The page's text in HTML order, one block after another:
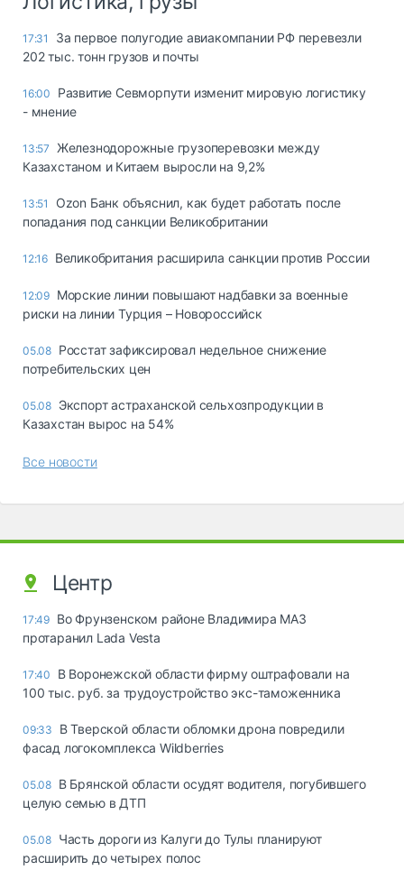
17:31
За первое полугодие авиакомпании РФ перевезли
202 тыс. тонн грузов и почты
16:00
Развитие Севморпути изменит мировую логистику
- мнение
13:57
Железнодорожные грузоперевозки между
Казахстаном и Китаем выросли на 9,2%
13:51
Ozon Банк объяснил, как будет работать после
попадания под санкции Великобритании
12:16 Великобритания расширила санкции против России
12:09 Морские линии повышают надбавки за военные
риски на линии Турция – Новороссийск
05.08 Росстат зафиксировал недельное снижение
потребительских цен
05.08 Экспорт астраханской сельхозпродукции в
Казахстан вырос на 54%
Все новости
Центр
17:49 Во Фрунзенском районе Владимира МАЗ
протаранил Lada Vesta
17:40
В Воронежской области фирму оштрафовали на
100 тыс. руб. за трудоустройство экс-таможенника
09:33
В Тверской области обломки дрона повредили
фасад логокомплекса Wildberries
05.08 В Брянской области осудят водителя, погубившего
целую семью в ДТП
05.08 Часть дороги из Калуги до Тулы планируют
расширить до четырех полос